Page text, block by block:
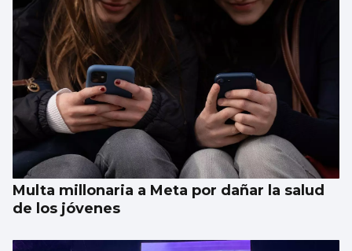
Aprendizaje para observar el ‘fin del
mundo’ sin riesgo
Multa millonaria a Meta por dañar la salud
de los jóvenes